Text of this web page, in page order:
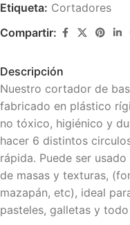
Etiqueta: Cortadores
Compartir:
Descripción
Nuestro cortador de
fabricado en plástico
no tóxico, higiénico y
hacer 6 distintos
rápida. Puede ser
de masas y texturas,
mazapán, etc), ideal
pasteles, galletas y